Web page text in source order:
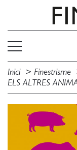
Inici Finestrisme
ELS ALTRES